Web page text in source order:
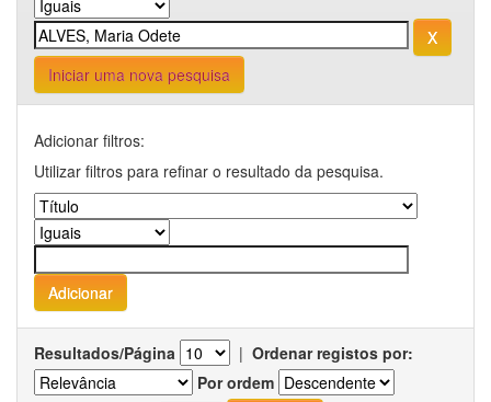
Iniciar uma nova pesquisa
Adicionar filtros:
Utilizar filtros para refinar o resultado da pesquisa.
Resultados/Página | Ordenar registos por:
Por ordem